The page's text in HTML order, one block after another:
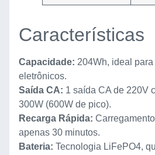
Características
Capacidade: 204Wh, ideal
eletrônicos.
Saída CA: 1 saída CA de 220V
300W (600W de pico).
Recarga Rápida:
apenas 30 minutos.
Bateria: Tecnologia LiFePO4,